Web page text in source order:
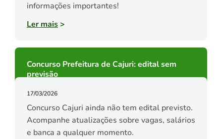
informações importantes!
Ler mais>
Concurso Prefeitura de Cajuri: edital sem
previsão
17/03/2026
Concurso Cajuri ainda não tem edital previsto.
Acompanhe atualizações sobre vagas, salários
e banca a qualquer momento.